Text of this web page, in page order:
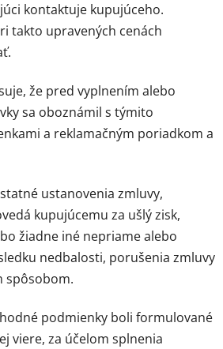
kontaktuje kupujúceho.
takto upravených cenách
že pred vyplnením alebo
sa oboznámil s týmito
a reklamačným poriadkom a
ustanovenia zmluvy,
kupujúcemu za ušlý zisk,
žiadne iné nepriame alebo
nedbalosti, porušenia zmluvy
spôsobom.
podmienky boli formulované
viere, za účelom splnenia